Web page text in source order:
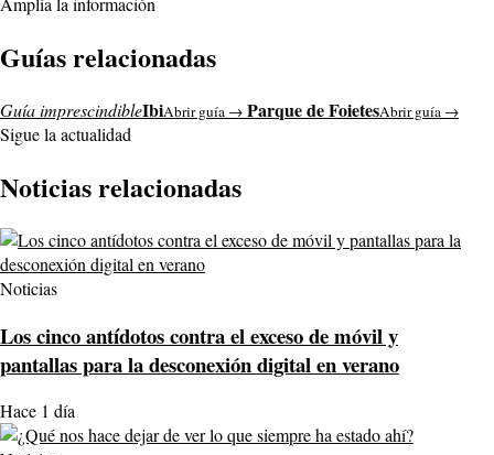
Guías relacionadas
Guía imprescindibleIbiAbrir guía → Parque de FoietesAbrir guía →
Sigue la actualidad
Noticias relacionadas
Noticias
Los cinco antídotos contra el exceso de móvil y
pantallas para la desconexión digital en verano
Hace 1 día